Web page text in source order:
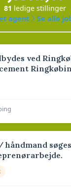
81 ledige stillinger
agent
Se alle
ved